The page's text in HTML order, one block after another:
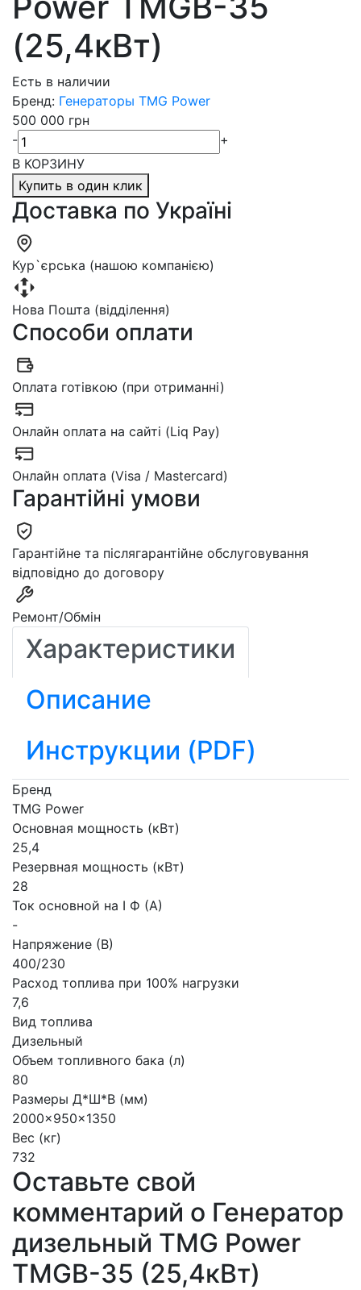
(25,4кВт)
Есть в наличии
Бренд: Генераторы TMG Power
500 000 грн
-
+
В КОРЗИНУ
Купить в один клик
Доставка по Україні
Кур`єрська (нашою компанією)
Нова Пошта (відділення)
Способи оплати
Оплата готівкою (при отриманні)
Онлайн оплата на сайті (Liq Pay)
Онлайн оплата (Visa / Mastercard)
Гарантійні умови
Гарантійне та післягарантійне обслуговування
відповідно до договору
Ремонт/Обмін
Характеристики
Описание
Инструкции (PDF)
Бренд
TMG Power
Основная мощность (кВт)
25,4
Резервная мощность (кВт)
28
Ток основной на I Ф (А)
-
Напряжение (В)
400/230
Расход топлива при 100% нагрузки
7,6
Вид топлива
Дизельный
Объем топливного бака (л)
80
Размеры Д*Ш*В (мм)
2000x950x1350
Вес (кг)
732
Оставьте свой
комментарий о Генератор
дизельный TMG Power
TMGB-35 (25,4кВт)